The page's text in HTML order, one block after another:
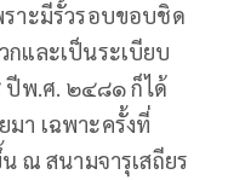
ราะมีรั้วรอบขอบชิด
กและเป็นระเบียบ
ปีพ.ศ. ๒๔๘๑ ก็ได้
า เฉพาะครั้งที่
ณ สนามจารุเสถียร